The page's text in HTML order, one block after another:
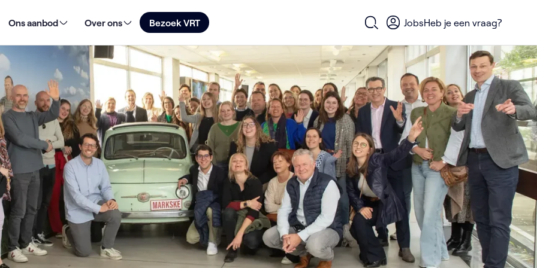
Ons aanbod Over ons Bezoek VRT
Open zoekformulier
JobsHeb je een vraag?